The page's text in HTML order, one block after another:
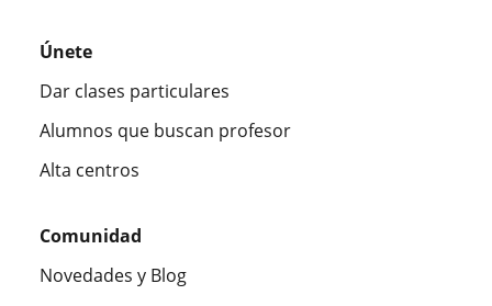
Únete
Dar clases particulares
Alumnos que buscan profesor
Alta centros
Comunidad
Novedades y Blog